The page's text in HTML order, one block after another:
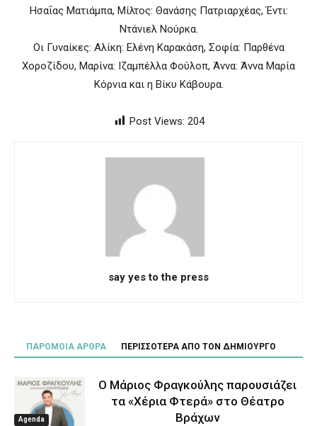
Ησαΐας Ματιάμπα, Μίλτος: Θανάσης Πατριαρχέας, Έντι:
Ντάνιελ Νούρκα.
Οι Γυναίκες: Αλίκη: Ελένη Καρακάση, Σοφία: Παρθένα
Χοροζίδου, Μαρίνα: Ιζαμπέλλα Φούλοπ, Άννα: Άννα Μαρία
Κόρνια και η Βίκυ Κάβουρα.
Post Views: 204
say yes to the press
ΠΑΡΟΜΟΙΑ ΑΡΘΡΑ ΠΕΡΙΣΣΟΤΕΡΑ ΑΠΟ ΤΟΝ ΔΗΜΙΟΥΡΓΟ
Agenda
Ο Μάριος Φραγκούλης παρουσιάζει
τα «Χέρια Φτερά» στο Θέατρο
Βράχων